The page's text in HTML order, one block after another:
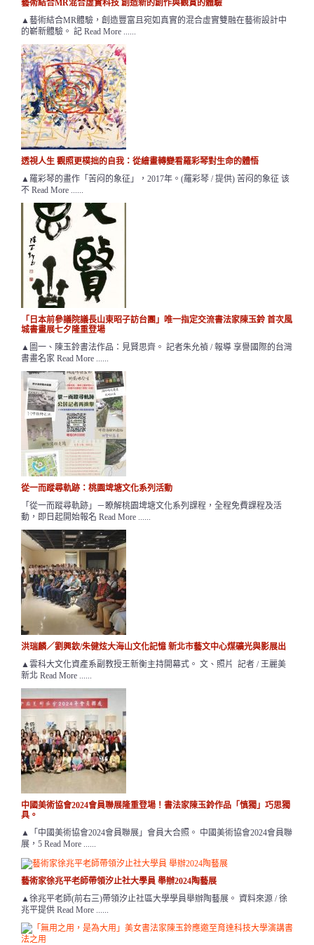
藝術結合MR混合虛實科技 創造新的創作與觀賞的體驗
▲藝術結合MR體驗，創造豐富且宛如真實的混合虛實雙融在藝術設計中
的嶄新體驗。 記 Read More ......
透視人生 觀照更樸拙的自我：從繪畫轉變看羅彩琴對生命的體悟
▲羅彩琴的畫作「苦闷的象征」，2017年。(羅彩琴 / 提供) 苦闷的象征 该
不 Read More ......
「日本前參議院議長山東昭子訪台團」唯一指定交流書法家陳玉鈴 首次風
城書畫展七夕隆重登場
▲圖一、陳玉鈴書法作品：見賢思齊。 記者朱允禎 / 報導 享譽國際的台灣
書畫名家 Read More ......
從一而蹤尋軌跡：桃園埤塘文化系列活動
「從一而蹤尋軌跡」－瞭解桃園埤塘文化系列課程，全程免費課程及活
動，即日起開始報名 Read More ......
洪瑞麟／劉興欽/朱健炫大海山文化記憶 新北市藝文中心煤礦光與影展出
▲雲科大文化資產系副教授王新衡主持開幕式。 文、照片 記者 / 王麗美
新北 Read More ......
中國美術協會2024會員聯展隆重登場！書法家陳玉鈴作品「慎獨」巧思獨
具。
▲「中國美術協會2024會員聯展」會員大合照。 中國美術協會2024會員聯
展，5 Read More ......
藝術家徐兆平老師帶領汐止社大學員 舉辦2024陶藝展
▲徐兆平老師(前右三)帶領汐止社區大學學員舉辦陶藝展。 資料來源 / 徐
兆平提供 Read More ......